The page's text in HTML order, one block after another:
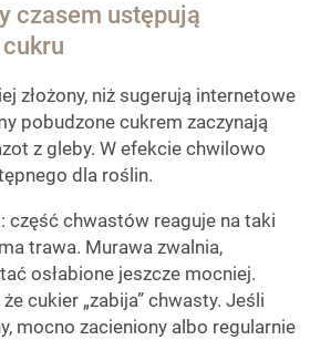
czasem ustępują
złożony, niż sugerują internetowe
pobudzone cukrem zaczynają
z gleby. W efekcie chwilowo
dla roślin.
część chwastów reaguje na taki
trawa. Murawa zwalnia,
osłabione jeszcze mocniej.
cukier „zabija” chwasty. Jeśli
mocno zacieniony albo regularnie